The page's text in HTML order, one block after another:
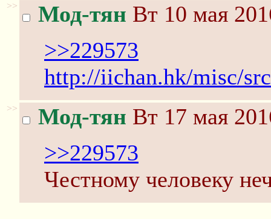
>> Мод-тян Вт 10 мая
>>229573
http://iichan.hk/misc/
>> Мод-тян Вт 17 мая
>>229573
Честному человеку